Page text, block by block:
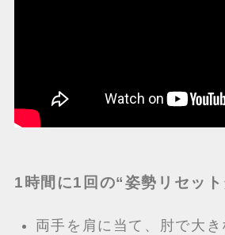
1時間に1回の“姿勢リセット
両手を肩に当て、肘で大き